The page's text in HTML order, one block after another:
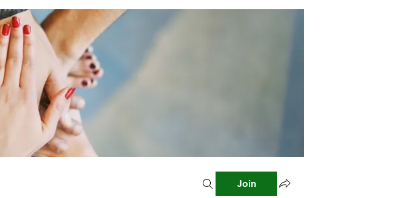
Join